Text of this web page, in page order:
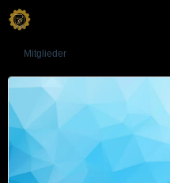
Mitglieder